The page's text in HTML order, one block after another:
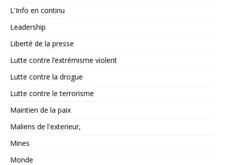
L'Info en continu
Leadership
Liberté de la presse
Lutte contre l’extrémisme violent
Lutte contre la drogue
Lutte contre le terrorisme
Maintien de la paix
Maliens de l'exterieur,
Mines
Monde